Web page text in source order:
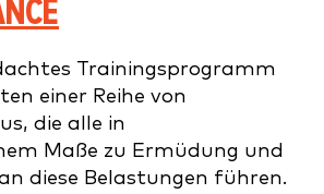
Trainingsprogramm
einer Reihe von
die alle in
Maße zu Ermüdung und
diese Belastungen führen.